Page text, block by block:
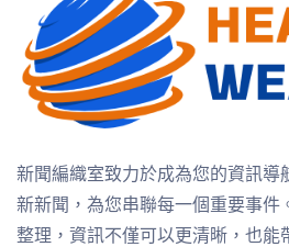
新聞編織室致力於成為您的資訊導
新新聞，為您串聯每一個重要事件
整理，資訊不僅可以更清晰，也能